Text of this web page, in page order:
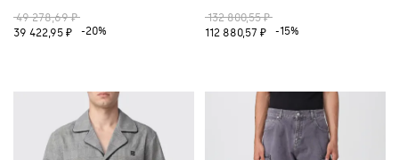
49 278,69 ₽
39 422,95 ₽
-20%
132 800,55 ₽
112 880,57 ₽
-15%